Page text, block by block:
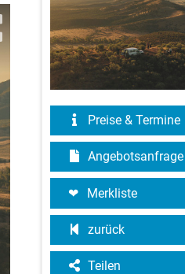
Preise & Termine
Angebotsanfrage
Merkliste
zurück
Teilen
2/42